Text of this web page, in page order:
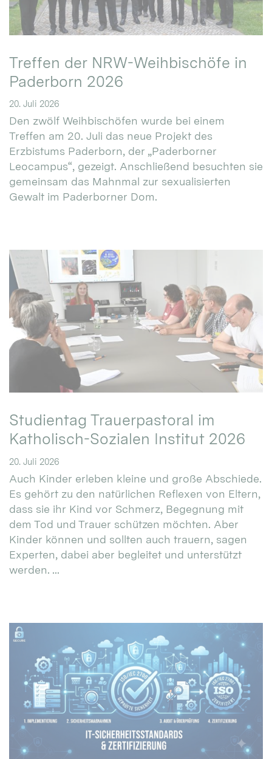
Treffen der NRW-Weihbischöfe in
Paderborn 2026
20. Juli 2026
Den zwölf Weihbischöfen wurde bei einem
Treffen am 20. Juli das neue Projekt des
Erzbistums Paderborn, der „Paderborner
Leocampus“, gezeigt. Anschließend besuchten sie
gemeinsam das Mahnmal zur sexualisierten
Gewalt im Paderborner Dom.
Studientag Trauerpastoral im
Katholisch-Sozialen Institut 2026
20. Juli 2026
Auch Kinder erleben kleine und große Abschiede.
Es gehört zu den natürlichen Reflexen von Eltern,
dass sie ihr Kind vor Schmerz, Begegnung mit
dem Tod und Trauer schützen möchten. Aber
Kinder können und sollten auch trauern, sagen
Experten, dabei aber begleitet und unterstützt
werden. ...